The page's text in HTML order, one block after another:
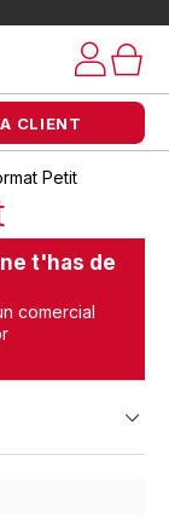
CLIENT
Petit
t'has de
comercial